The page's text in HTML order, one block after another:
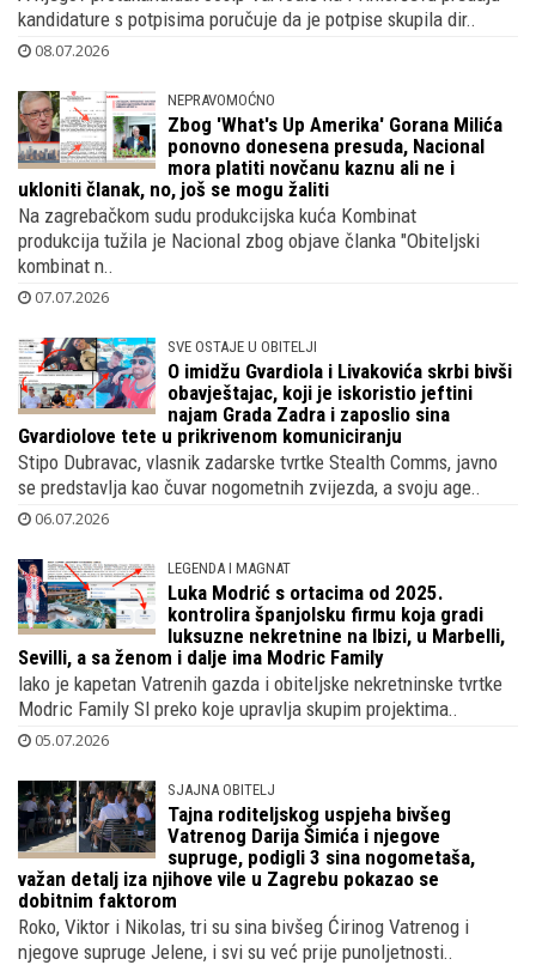
kandidature s potpisima poručuje da je potpise skupila dir..
08.07.2026
NEPRAVOMOĆNO
Zbog 'What's Up Amerika' Gorana Milića
ponovno donesena presuda, Nacional
mora platiti novčanu kaznu ali ne i
ukloniti članak, no, još se mogu žaliti
Na zagrebačkom sudu produkcijska kuća Kombinat
produkcija tužila je Nacional zbog objave članka "Obiteljski
kombinat n..
07.07.2026
SVE OSTAJE U OBITELJI
O imidžu Gvardiola i Livakovića skrbi bivši
obavještajac, koji je iskoristio jeftini
najam Grada Zadra i zaposlio sina
Gvardiolove tete u prikrivenom komuniciranju
Stipo Dubravac, vlasnik zadarske tvrtke Stealth Comms, javno
se predstavlja kao čuvar nogometnih zvijezda, a svoju age..
06.07.2026
LEGENDA I MAGNAT
Luka Modrić s ortacima od 2025.
kontrolira španjolsku firmu koja gradi
luksuzne nekretnine na Ibizi, u Marbelli,
Sevilli, a sa ženom i dalje ima Modric Family
Iako je kapetan Vatrenih gazda i obiteljske nekretninske tvrtke
Modric Family Sl preko koje upravlja skupim projektima..
05.07.2026
SJAJNA OBITELJ
Tajna roditeljskog uspjeha bivšeg
Vatrenog Darija Šimića i njegove
supruge, podigli 3 sina nogometaša,
važan detalj iza njihove vile u Zagrebu pokazao se
dobitnim faktorom
Roko, Viktor i Nikolas, tri su sina bivšeg Ćirinog Vatrenog i
njegove supruge Jelene, i svi su već prije punoljetnosti..